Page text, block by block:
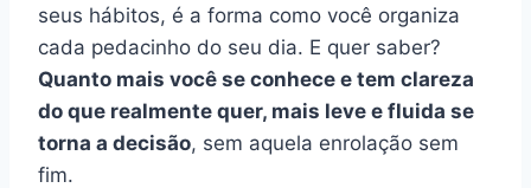
seus hábitos, é a forma como você organiza
cada pedacinho do seu dia. E quer saber?
Quanto mais você se conhece e tem clareza
do que realmente quer, mais leve e fluida se
torna a decisão, sem aquela enrolação sem
fim.